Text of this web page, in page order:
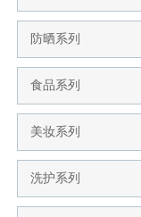
防晒系列
食品系列
美妆系列
洗护系列